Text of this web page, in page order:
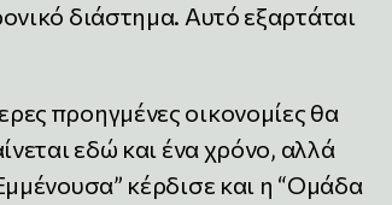
διάστημα. Αυτό εξαρτάται
προηγμένες οικονομίες θα
εδώ και ένα χρόνο, αλλά
κέρδισε και η “Ομάδα